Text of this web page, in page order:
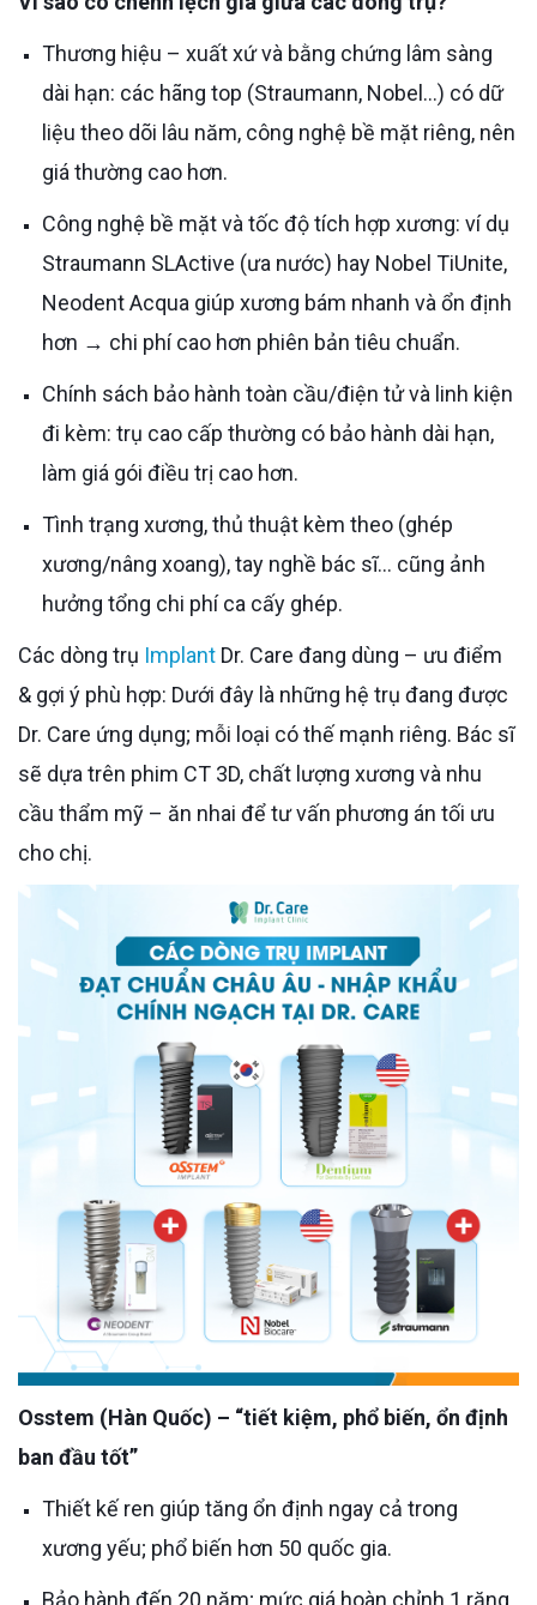
Thương hiệu – xuất xứ và bằng chứng lâm sàng
dài hạn: các hãng top (Straumann, Nobel…) có dữ
liệu theo dõi lâu năm, công nghệ bề mặt riêng, nên
giá thường cao hơn.
Công nghệ bề mặt và tốc độ tích hợp xương: ví dụ
Straumann SLActive (ưa nước) hay Nobel TiUnite,
Neodent Acqua giúp xương bám nhanh và ổn định
hơn → chi phí cao hơn phiên bản tiêu chuẩn.
Chính sách bảo hành toàn cầu/điện tử và linh kiện
đi kèm: trụ cao cấp thường có bảo hành dài hạn,
làm giá gói điều trị cao hơn.
Tình trạng xương, thủ thuật kèm theo (ghép
xương/nâng xoang), tay nghề bác sĩ… cũng ảnh
hưởng tổng chi phí ca cấy ghép.
Các dòng trụ Implant Dr. Care đang dùng – ưu điểm
& gợi ý phù hợp: Dưới đây là những hệ trụ đang được
Dr. Care ứng dụng; mỗi loại có thế mạnh riêng. Bác sĩ
sẽ dựa trên phim CT 3D, chất lượng xương và nhu
cầu thẩm mỹ – ăn nhai để tư vấn phương án tối ưu
cho chị.
Osstem (Hàn Quốc) – “tiết kiệm, phổ biến, ổn định
ban đầu tốt”
Thiết kế ren giúp tăng ổn định ngay cả trong
xương yếu; phổ biến hơn 50 quốc gia.
Bảo hành đến 20 năm; mức giá hoàn chỉnh 1 răng